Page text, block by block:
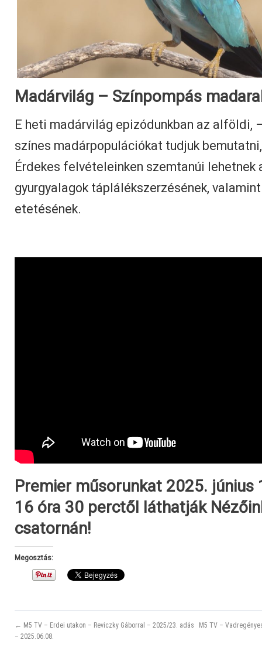
Madárvilág – Színpompás
E heti madárvilág epizódunkban az alföldi,
színes madárpopulációkat tudjuk
Érdekes felvételeinken szemtanúi lehetnek
gyurgyalagok táplálékszerzésének,
etetésének.
Premier műsorunkat 2025. június
16 óra 30 perctől láthatják
csatornán!
Megosztás:
← M5 TV – Erdei utakon – Reviczky Gáborral – 2025/23. adás
– 2025.06.08.
M5 TV –